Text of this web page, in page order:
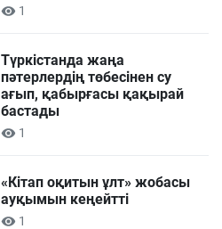
1
Түркістанда жаңа
пәтерлердің төбесінен су
ағып, қабырғасы қақырай
бастады
1
«Кітап оқитын ұлт» жобасы
ауқымын кеңейтті
1